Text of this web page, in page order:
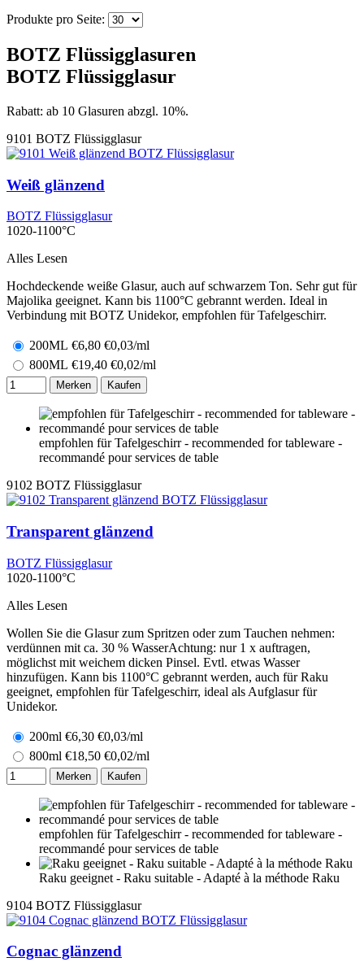
Produkte pro Seite:
BOTZ Flüssigglasuren
BOTZ Flüssigglasur
Rabatt: ab 10 Glasuren abzgl. 10%.
9101 BOTZ Flüssigglasur
Weiß glänzend
BOTZ Flüssigglasur
1020-1100°C
Alles Lesen
Hochdeckende weiße Glasur, auch auf schwarzem Ton. Sehr gut für
Majolika geeignet. Kann bis 1100°C gebrannt werden. Ideal in
Verbindung mit BOTZ Unidekor, empfohlen für Tafelgeschirr.
200ML €6,80 €0,03/ml
800ML €19,40 €0,02/ml
Merken Kaufen
empfohlen für Tafelgeschirr - recommended for tableware -
recommandé pour services de table
9102 BOTZ Flüssigglasur
Transparent glänzend
BOTZ Flüssigglasur
1020-1100°C
Alles Lesen
Wollen Sie die Glasur zum Spritzen oder zum Tauchen nehmen:
verdünnen mit ca. 30 % WasserAchtung: nur 1 x auftragen,
möglichst mit weichem dicken Pinsel. Evtl. etwas Wasser
hinzufügen. Kann bis 1100°C gebrannt werden, auch für Raku
geeignet, empfohlen für Tafelgeschirr, ideal als Aufglasur für
Unidekor.
200ml €6,30 €0,03/ml
800ml €18,50 €0,02/ml
Merken Kaufen
empfohlen für Tafelgeschirr - recommended for tableware -
recommandé pour services de table
Raku geeignet - Raku suitable - Adapté à la méthode Raku
9104 BOTZ Flüssigglasur
Cognac glänzend